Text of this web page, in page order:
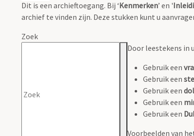
Dit is een archieftoegang. Bij ‘Kenmerken’ en '
archief te vinden zijn. Deze stukken kunt u
Zoek
Door leestekens in
Gebruik een
Gebruik een
Gebruik een
Gebruik een
Gebruik een
Voorbeelden van